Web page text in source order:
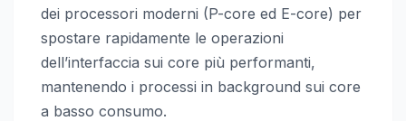
dei processori moderni (P-core ed E-core) per
spostare rapidamente le operazioni
dell’interfaccia sui core più performanti,
mantenendo i processi in background sui core
a basso consumo.